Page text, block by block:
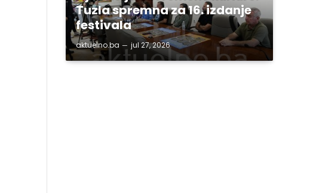
Tuzla spremna za 16. izdanje
festivala
aktuelno.ba jul 27, 2026